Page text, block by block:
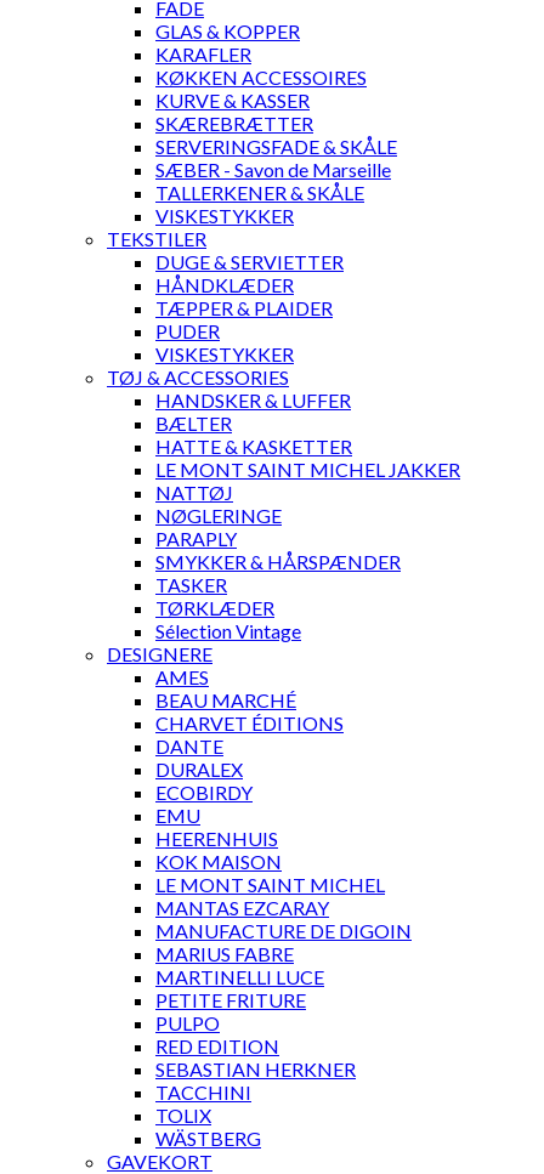
FADE
GLAS & KOPPER
KARAFLER
KØKKEN ACCESSOIRES
KURVE & KASSER
SKÆREBRÆTTER
SERVERINGSFADE & SKÅLE
SÆBER - Savon de Marseille
TALLERKENER & SKÅLE
VISKESTYKKER
TEKSTILER
DUGE & SERVIETTER
HÅNDKLÆDER
TÆPPER & PLAIDER
PUDER
VISKESTYKKER
TØJ & ACCESSORIES
HANDSKER & LUFFER
BÆLTER
HATTE & KASKETTER
LE MONT SAINT MICHEL JAKKER
NATTØJ
NØGLERINGE
PARAPLY
SMYKKER & HÅRSPÆNDER
TASKER
TØRKLÆDER
Sélection Vintage
DESIGNERE
AMES
BEAU MARCHÉ
CHARVET ÉDITIONS
DANTE
DURALEX
ECOBIRDY
EMU
HEERENHUIS
KOK MAISON
LE MONT SAINT MICHEL
MANTAS EZCARAY
MANUFACTURE DE DIGOIN
MARIUS FABRE
MARTINELLI LUCE
PETITE FRITURE
PULPO
RED EDITION
SEBASTIAN HERKNER
TACCHINI
TOLIX
WÄSTBERG
GAVEKORT